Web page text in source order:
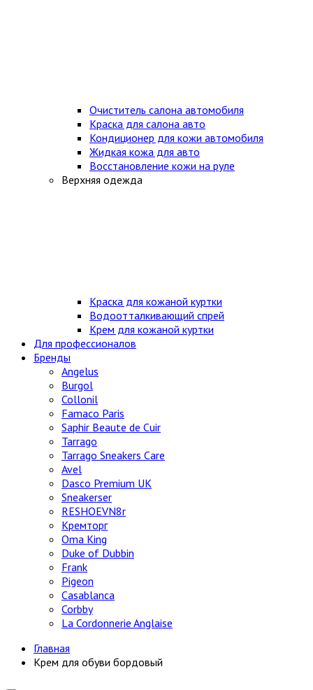
Очиститель салона автомобиля
Краска для салона авто
Кондиционер для кожи автомобиля
Жидкая кожа для авто
Восстановление кожи на руле
Верхняя одежда
Краска для кожаной куртки
Водоотталкивающий спрей
Крем для кожаной куртки
Для профессионалов
Бренды
Angelus
Burgol
Collonil
Famaco Paris
Saphir Beaute de Cuir
Tarrago
Tarrago Sneakers Care
Avel
Dasco Premium UK
Sneakerser
RESHOEVN8r
Кремторг
Oma King
Duke of Dubbin
Frank
Pigeon
Casablanca
Corbby
La Cordonnerie Anglaise
Главная
Крем для обуви бордовый